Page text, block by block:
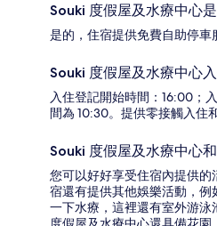
Souki 度假屋及水療中心
是的，住宿提供免費自助停車
Souki 度假屋及水療中心
入住登記開始時間：16:00；
間為 10:30。提供零接觸入住
Souki 度假屋及水療中心
您可以好好享受住宿內提供
宿還有提供其他娛樂活動，例
一下水療，這裡還有室外游泳